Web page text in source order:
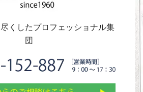
くしたプロフェッショナル集
団